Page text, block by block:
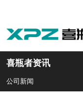
喜瓶者资讯
公司新闻